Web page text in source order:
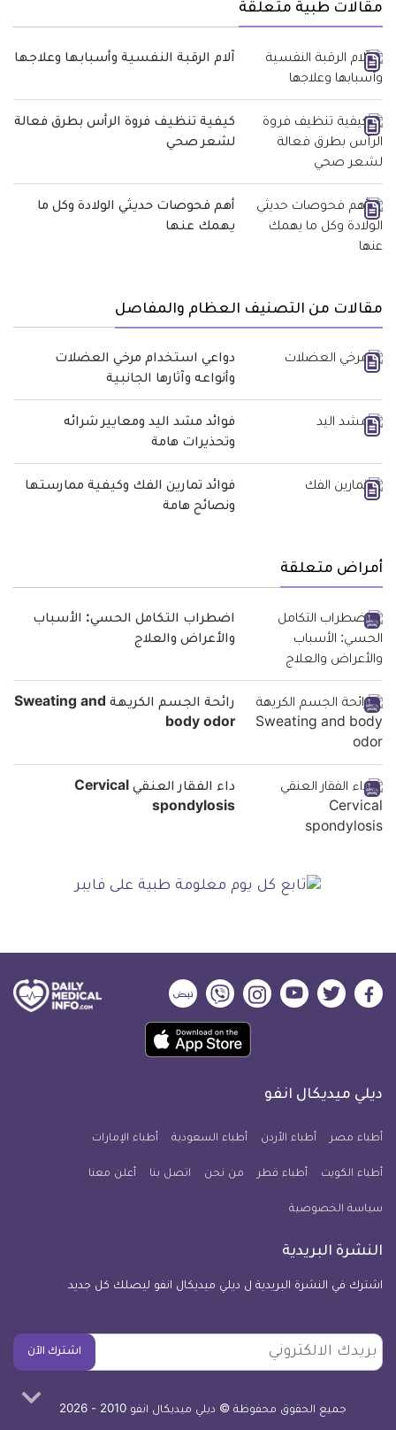
مقالات طبية متعلقة
آلام الرقبة النفسية وأسبابها وعلاجها
كيفية تنظيف فروة الرأس بطرق فعالة
لشعر صحي
أهم فحوصات حديثي الولادة وكل ما
يهمك عنها
مقالات من التصنيف العظام والمفاصل
دواعي استخدام مرخي العضلات
وأنواعه وآثارها الجانبية
فوائد مشد اليد ومعايير شرائه
وتحذيرات هامة
فوائد تمارين الفك وكيفية ممارستها
ونصائح هامة
أمراض متعلقة
اضطراب التكامل الحسي: الأسباب
والأعراض والعلاج
رائحة الجسم الكريهة Sweating and
body odor
داء الفقار العنقي Cervical
spondylosis
ديلي
فيسبوك
ديلي
تويتر
ديلي
ميديكال
يوتيوب
ديلي
ميديكال
انفو
ديلي
ميديكال
انفو
ديلي
ميديكال
انفو
حمل
تطبيق
معلومة
للآيفون
ديلي ميديكال انفو
أطباء مصر أطباء الأردن أطباء السعودية أطباء الإمارات
أطباء الكويت أطباء قطر من نحن اتصل بنا أعلن معنا
سياسة الخصوصية
النشرة البريدية
اشترك في النشرة البريدية ل ديلي ميديكال انفو ليصلك كل جديد
بريدك
الالكتروني
اشترك الآن
جميع الحقوق محفوظة © ديلي ميديكال انفو 2010 - 2026